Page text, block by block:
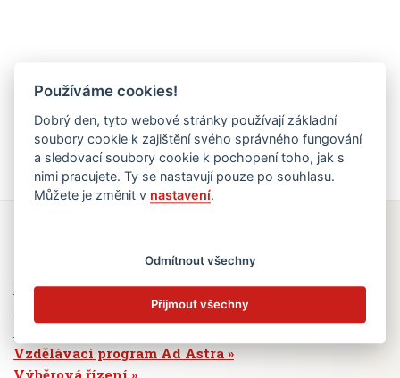
Elektronická žákovská knížka
Vzdělávací program Ad Astra
Používáme cookies!
Dobrý den, tyto webové stránky používají základní
soubory cookie k zajištění svého správného fungování
a sledovací soubory cookie k pochopení toho, jak s
nimi pracujete. Ty se nastavují pouze po souhlasu.
Můžete je změnit v nastavení.
Odmítnout všechny
Přijmout všechny